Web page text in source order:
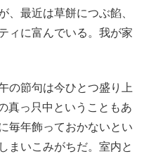
、最近は草餅につぶ餡、
ィに富んでいる。我が家
の節句は今ひとつ盛り上
真っ只中ということもあ
毎年飾っておかないとい
まいこみがちだ。室内と